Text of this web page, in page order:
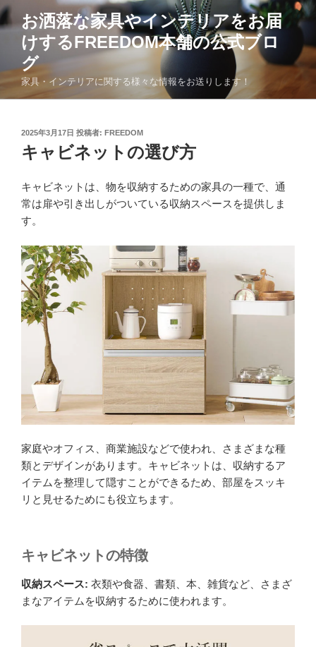
コ
ン
ツ
お洒落な家具やインテリアをお届
けするFREEDOM本舗の公式ブロ
グ
家具・インテリアに関する様々な情報をお送りします！
投
稿
日:
2025年3月17日 投稿者: FREEDOM
キャビネットの選び方
キャビネットは、物を収納するための家具の一種で、通
常は扉や引き出しがついている収納スペースを提供しま
す。
家庭やオフィス、商業施設などで使われ、さまざまな種
類とデザインがあります。キャビネットは、収納するア
イテムを整理して隠すことができるため、部屋をスッキ
リと見せるためにも役立ちます。
キャビネットの特徴
収納スペース: 衣類や食器、書類、本、雑貨など、さまざ
まなアイテムを収納するために使われます。